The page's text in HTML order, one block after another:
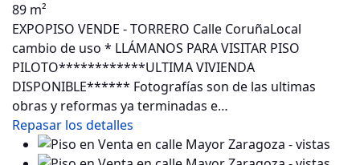
89 m²
EXPOPISO VENDE - TORRERO Calle CoruñaLocal
cambio de uso * LLÁMANOS PARA VISITAR PISO
PILOTO************ULTIMA VIVIENDA
DISPONIBLE****** Fotografías son de las ultimas
obras y reformas ya terminadas e…
Repasar los detalles